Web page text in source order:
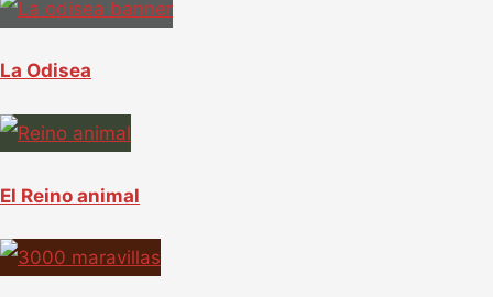
La Odisea
El Reino animal